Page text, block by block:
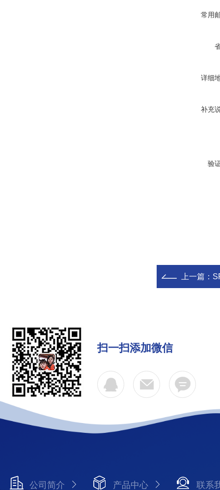
常用
详细
补充
验
上一篇：
扫一扫添加微信
公司简介 产品中心 联系